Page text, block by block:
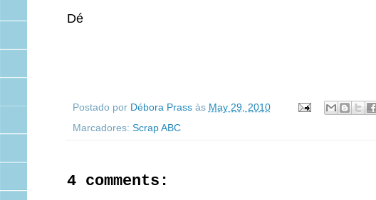
Dé
Postado por Débora Prass às May 29, 2010
Marcadores: Scrap ABC
4 comments: